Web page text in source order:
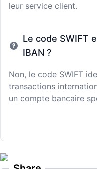
leur service client.
Le code SWIFT
IBAN ?
Non, le code SWIFT
transactions
un compte bancaire